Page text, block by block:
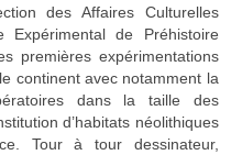
des Affaires Culturelles
Expérimental de Préhistoire
premières expérimentations
continent avec notamment la
dans la taille des
d’habitats néolithiques
Tour à tour dessinateur,